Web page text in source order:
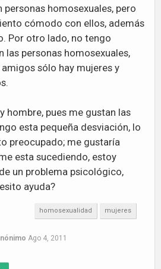
homosexuales, pero
cómodo con ellos, además
Por otro lado, no tengo
las personas homosexuales,
sólo hay mujeres y
hombre, pues me gustan las
esta pequeña desviación, lo
preocupado; me gustaría
esta sucediendo, estoy
un problema psicológico,
ayuda?
homosexualidad mujeres
Ago 4, 2011